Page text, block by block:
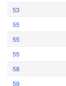
53
55
55
55
58
59